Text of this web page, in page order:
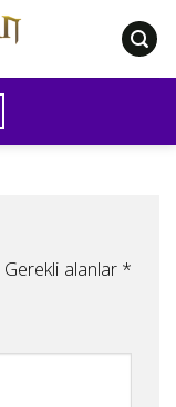
Gerekli alanlar *